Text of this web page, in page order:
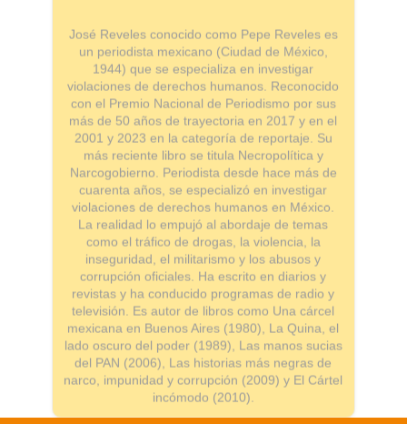
José Reveles conocido como Pepe Reveles es
un periodista mexicano (Ciudad de México,
1944) que se especializa en investigar
violaciones de derechos humanos. Reconocido
con el Premio Nacional de Periodismo por sus
más de 50 años de trayectoria en 2017 y en el
2001 y 2023 en la categoría de reportaje. Su
más reciente libro se titula Necropolítica y
Narcogobierno. Periodista desde hace más de
cuarenta años, se especializó en investigar
violaciones de derechos humanos en México.
La realidad lo empujó al abordaje de temas
como el tráfico de drogas, la violencia, la
inseguridad, el militarismo y los abusos y
corrupción oficiales. Ha escrito en diarios y
revistas y ha conducido programas de radio y
televisión. Es autor de libros como Una cárcel
mexicana en Buenos Aires (1980), La Quina, el
lado oscuro del poder (1989), Las manos sucias
del PAN (2006), Las historias más negras de
narco, impunidad y corrupción (2009) y El Cártel